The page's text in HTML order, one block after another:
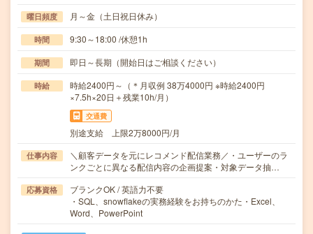
曜日頻度 月～金（土日祝日休み）
時間 9:30～18:00 /休憩1h
期間 即日～長期（開始日はご相談ください）
時給
時給2400円～（＊月収例 38万4000円 ※時給2400円
×7.5h×20日＋残業10h/月）
交通費
別途支給 上限2万8000円/月
仕事内容
＼顧客データを元にレコメンド配信業務／・ユーザーのラ
ンクごとに異なる配信内容の企画提案・対象データ抽…
応募資格
ブランクOK / 英語力不要
・SQL、snowflakeの実務経験をお持ちのかた・Excel、
Word、PowerPoint